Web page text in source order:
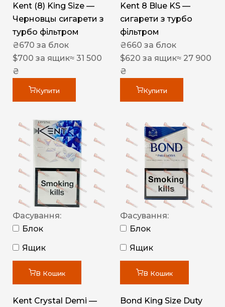
Kent (8) King Size —
Черновцы сигарети з
турбо фільтром
₴670 за блок
$700 за ящик≈ 31 500
₴
Купити
Kent 8 Blue KS —
сигарети з турбо
фільтром
₴660 за блок
$620 за ящик≈ 27 900
₴
Купити
Фасування:
Блок
Ящик
В Кошик
Kent Crystal Demi —
Фасування:
Блок
Ящик
В Кошик
Bond King Size Duty